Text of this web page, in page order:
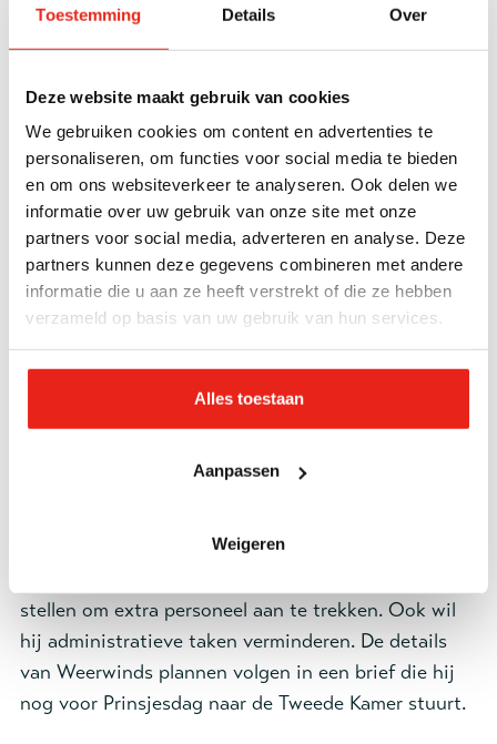
Toestemming Details Over
Deze website maakt gebruik van cookies
We gebruiken cookies om content en advertenties te
personaliseren, om functies voor social media te bieden
en om ons websiteverkeer te analyseren. Ook delen we
informatie over uw gebruik van onze site met onze
partners voor social media, adverteren en analyse. Deze
partners kunnen deze gegevens combineren met andere
informatie die u aan ze heeft verstrekt of die ze hebben
verzameld op basis van uw gebruik van hun services.
Alles toestaan
Aanpassen
Weigeren
omgang, pleeggezinnen of gezinshuizen – is pas na
lang wachten beschikbaar, of helemaal niet.’
Het is een goede ontwikkeling dat ook de politiek
inziet dat verandering een must is. Minister Franc
Weerwind erkende eerder al dat de
jeugdbescherming "piept en kraakt". Het nieuwe
rapport "bevestigt mijn waarnemingen", geeft hij nu
aan. De minister heeft aangegeven dat als de
kinderbescherming een kind uit huis wil plaatsen,
krijgen. Jeugdzorg Nederland waarschuwt dat de
werkdruk bij jeugdbeschermers veel te hoog is. "Er
tot wachtlijsten. Daardoor is de juiste, passende
verlichten, wil minister Weerwind volgens
stellen om extra personeel aan te trekken. Ook wil
hij administratieve taken verminderen. De details
van Weerwinds plannen volgen in een brief die hij
nog voor Prinsjesdag naar de Tweede Kamer stuurt.